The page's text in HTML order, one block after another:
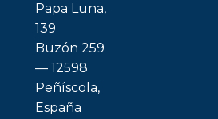
Papa Luna,
139
Buzón 259
— 12598
Peñíscola,
España